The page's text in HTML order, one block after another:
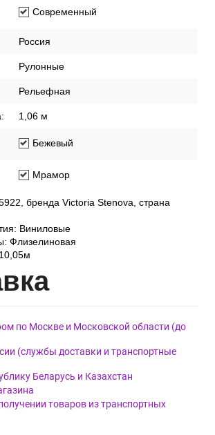
Современный
Россия
Рулонные
Рельефная
1,06 м
Бежевый
Мрамор
бренда Victoria Stenova, страна
Виниловые
Флизелиновая
по Москве и Московской области (до
(службы доставки и транспортные
Беларусь и Казахстан
товаров из транспортных